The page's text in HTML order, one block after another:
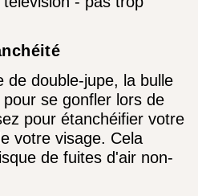
de double-jupe, la bulle
se gonfler lors de
pour étanchéifier votre
votre visage. Cela
de fuites d'air non-